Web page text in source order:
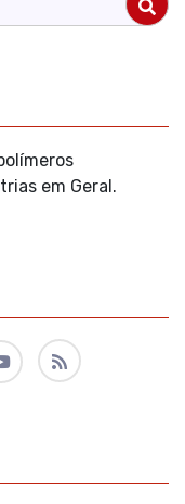
em Geral.